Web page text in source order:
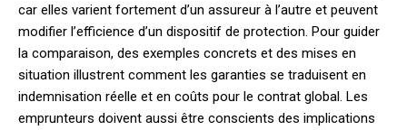
car elles varient fortement d’un assureur à l’autre et peuvent
modifier l’efficience d’un dispositif de protection. Pour guider
la comparaison, des exemples concrets et des mises en
situation illustrent comment les garanties se traduisent en
indemnisation réelle et en coûts pour le contrat global. Les
emprunteurs doivent aussi être conscients des implications